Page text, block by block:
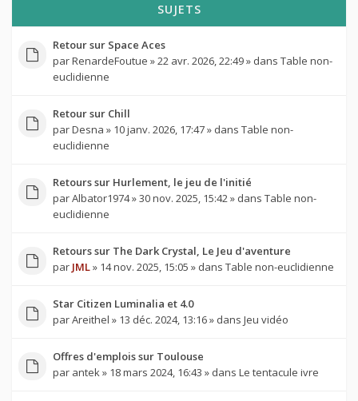
SUJETS
Retour sur Space Aces
parRenardeFoutue » 22 avr. 2026, 22:49 » dans Table non-
euclidienne
Retour sur Chill
parDesna » 10 janv. 2026, 17:47 » dans Table non-
euclidienne
Retours sur Hurlement, le jeu de l'initié
parAlbator1974» 30 nov. 2025, 15:42 » dans Table non-
euclidienne
Retours sur The Dark Crystal, Le Jeu d'aventure
par JML» 14 nov. 2025, 15:05 » dans Table non-euclidienne
Star Citizen Luminalia et 4.0
parAreithel » 13 déc. 2024, 13:16 » dans Jeu vidéo
Offres d'emplois sur Toulouse
par antek» 18 mars 2024, 16:43 » dans Le tentacule ivre